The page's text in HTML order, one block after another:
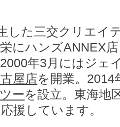
した三交クリエイ
にハンズANNEX
年3月にはジェ
屋店を開業。
ーを設立。東海地
援しています。